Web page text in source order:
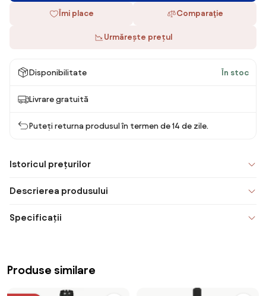
Îmi place Comparaţie
Urmărește prețul
Disponibilitate În stoc
Livrare gratuită
Puteți returna produsul în termen de 14 de zile.
Istoricul prețurilor
Descrierea produsului
Specificații
Produse similare